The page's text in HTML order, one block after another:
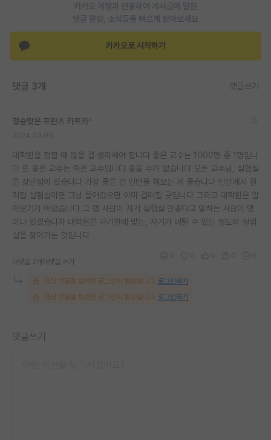
홍보 게시판
커리어
이벤트
카카오 계정과 연동하여 게시글에 달린
댓글 알람, 소식등을 빠르게 받아보세요
카카오로 시작하기
댓글 3개 댓글쓰기
청승맞은 프란츠 카프카
대학원을 정할 때 많을 걸 생각해야 합니다 좋은 교수는 1000명 중 1명입니
다 또 좋은 교수는 죽은 교수입니다 좋을 수가 없습니다 모든 교수님, 실험실
은 장단점이 있습니다 가장 좋은 건 인턴을 해보는 게 좋습니다 인턴에서 걸
러질 실험실이면 그냥 들어갔으면 이미 걸러질 곳입니다 그리고 대학원은 알
아보기가 어렵습니다 그 랩 사람이 자기 실험실 안좋다고 말하는 사람이 몇
이나 있겠습니까 대학원은 자기한테 맞는, 자기가 버틸 수 있는 정도의 실험
실을 찾아가는 것입니다
대댓글 2개 대댓글 쓰기
해당 댓글을 보려면 로그인이 필요합니다. 로그인하기
해당 댓글을 보려면 로그인이 필요합니다. 로그인하기
댓글쓰기